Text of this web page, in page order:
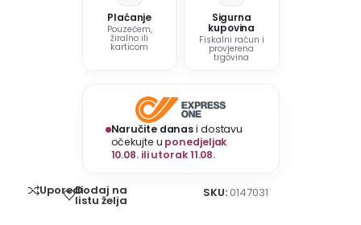
Plaćanje
Pouzećem,
žiralno ili
karticom
Sigurna
kupovina
Fiskalni račun i
provjerena
trgovina
Naručite danasi dostavu
očekujte u ponedjeljak
10.08. ili utorak 11.08.
UporediDodaj na
listu želja
SKU: 0147031